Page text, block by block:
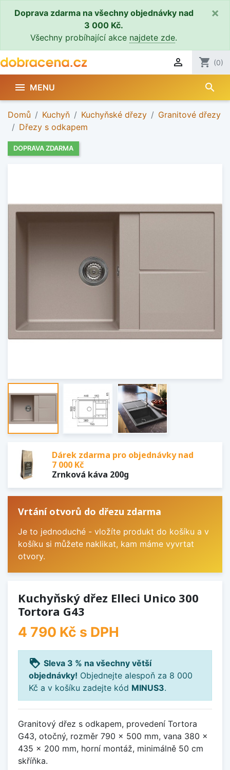
Doprava zdarma na všechny objednávky nad
3 000 Kč.
Všechny probíhající akce najdete zde.
×
 shopping_cart (0)
 MENU search
Domů Kuchyň Kuchyňské dřezy
Granitové dřezy
Dřezy s odkapem
DOPRAVA ZDARMA
Dárek zdarma pro objednávky nad
7 000 Kč
Zrnková káva 200g
Vrtání otvorů do dřezu zdarma
Je to jednoduché - vložíte produkt do košíku a v
košíku si můžete naklikat, kam máme vyvrtat
otvory.
Kuchyňský dřez Elleci Unico 300
Tortora G43
4 790 Kč s DPH
loyalty Sleva 3 % na všechny větší
objednávky! Objednejte alespoň za 8 000
Kč a v košíku zadejte kód MINUS3.
Granitový dřez s odkapem, provedení Tortora
G43, otočný, rozměr 790 x 500 mm, vana 380 x
435 x 200 mm, horní montáž, minimálně 50 cm
skříňka.